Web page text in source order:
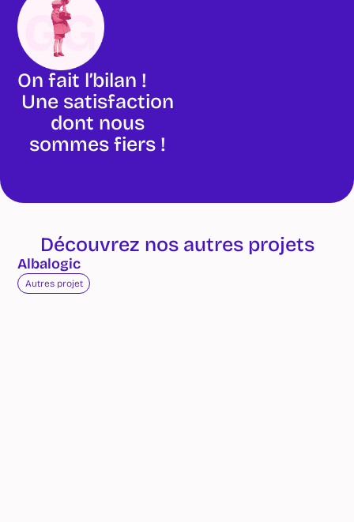
On fait l’bilan !
Une satisfaction
dont nous
sommes fiers !
Découvrez nos autres projets
Albalogic
Autres projet